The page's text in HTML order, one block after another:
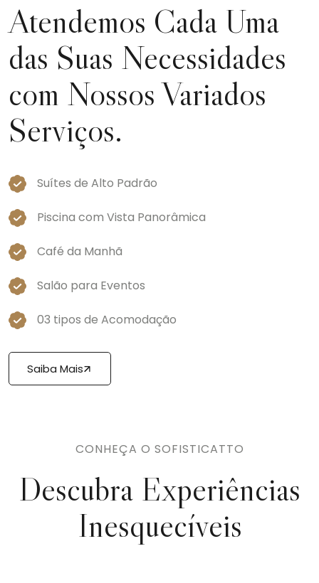
Atendemos Cada Uma
das Suas Necessidades
com Nossos Variados
Serviços.
Suítes de Alto Padrão
Piscina com Vista Panorâmica
Café da Manhã
Salão para Eventos
03 tipos de Acomodação
Saiba Mais
CONHEÇA O SOFISTICATTO
Descubra Experiências
Inesquecíveis